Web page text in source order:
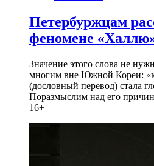
Петербуржцам
феномене
Значение этого слова не
многим вне Южной Кореи:
(дословный перевод) стала
Поразмыслим над его
16+